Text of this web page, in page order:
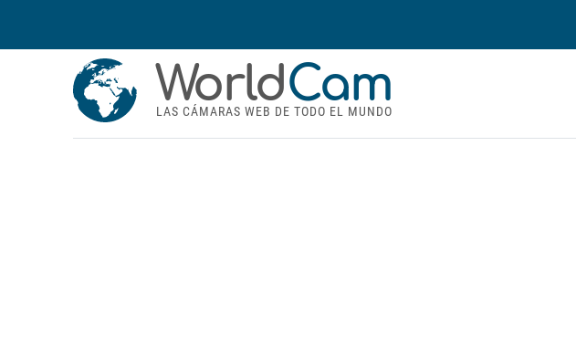
WorldCam
LAS CÁMARAS WEB DE TODO EL MUNDO